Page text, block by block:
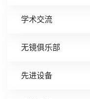
学术交流
无镜俱乐部
先进设备